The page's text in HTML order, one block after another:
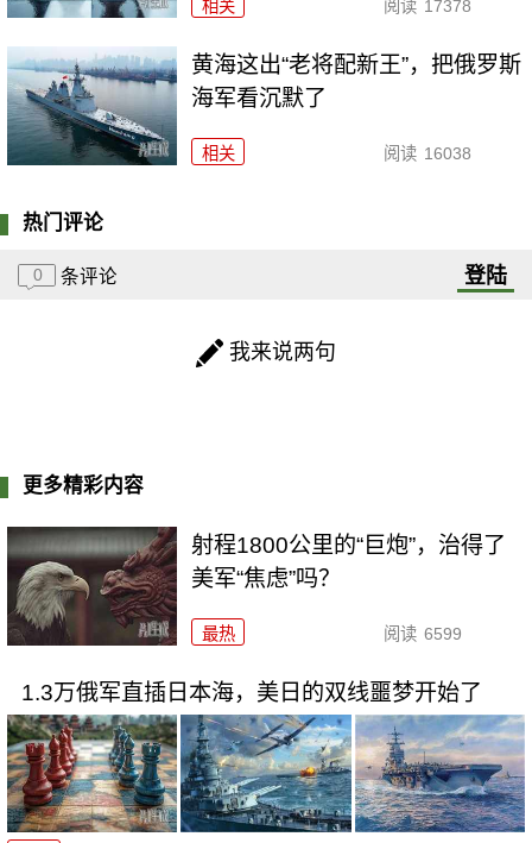
相关 阅读 17378
黄海这出“老将配新王”，把俄罗斯
海军看沉默了
相关 阅读 16038
热门评论
0 条评论 登陆
我来说两句
更多精彩内容
射程1800公里的“巨炮”，治得了
美军“焦虑”吗？
最热 阅读 6599
1.3万俄军直插日本海，美日的双线噩梦开始了